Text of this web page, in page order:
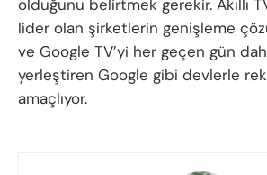
olduğunu belirtmek gerekir. Akıllı
lider olan şirketlerin genişleme
ve Google TV’yi her geçen gün
yerleştiren Google gibi devlerle
amaçlıyor.